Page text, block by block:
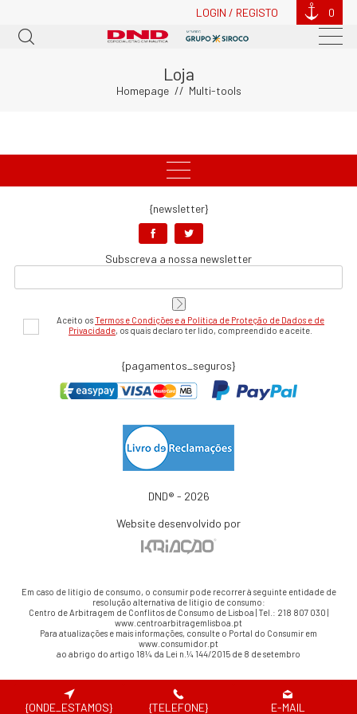
LOGIN / REGISTO 0
Loja
Homepage Multi-tools
{newsletter}
Subscreva a nossa newsletter
Aceito osTermos e Condições e a Política de Proteção de Dados e de
Privacidade , os quais declaro ter lido, compreendido e aceite.
{pagamentos_seguros}
DND® - 2026
Website desenvolvido por
Em caso de litígio de consumo, o consumir pode recorrer à seguinte entidade de
resolução alternativa de litígio de consumo:
Centro de Arbitragem de Conflitos de Consumo de Lisboa | Tel.: 218 807 030 |
www.centroarbitragemlisboa.pt
Para atualizações e mais informações, consulte o Portal do Consumir em
www.consumidor.pt
ao abrigo do artigo 18¼ da Lei n.¼ 144/2015 de 8 de setembro
{ONDE_ESTAMOS} {TELEFONE} E-MAIL